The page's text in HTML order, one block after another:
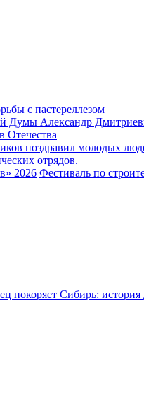
с пастереллезом
Отечества
отрядов.
Фестиваль по
покоряет Сибирь: